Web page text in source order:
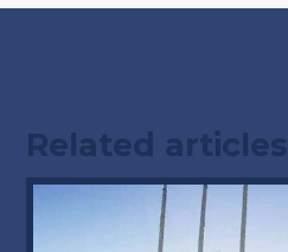
Related articles